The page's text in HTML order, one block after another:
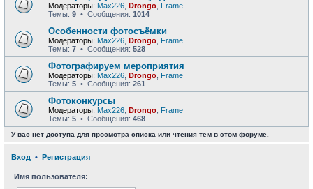
Модераторы: Max226 Drongo Frame
Темы: 9 • Сообщения: 1014
Особенности фотосъёмки
Модераторы: Max226 Drongo Frame
Темы: 7 • Сообщения: 528
Фотографируем мероприятия
Модераторы: Max226 Drongo Frame
Темы: 5 • Сообщения: 261
Фотоконкурсы
Модераторы: Max226 Drongo Frame
Темы: 5 • Сообщения: 468
У вас нет доступа для просмотра списка или чтения тем в этом форуме.
Вход • Регистрация
Имя пользователя: